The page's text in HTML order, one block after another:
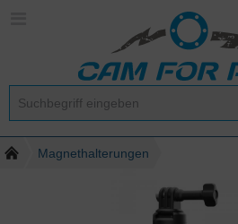
Magnethalterungen